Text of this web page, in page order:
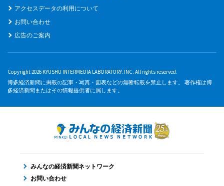
アクセスデータの利用について
お問い合わせ
広告のご案内
Copyright 2026 KYUSHU INTERMEDIA LABORATORY. INC. All rights reserved.
博多経済新聞に掲載の記事・写真・図表などの無断転載を禁止します。 著作権は博
多経済新聞またはその情報提供者に属します。
みんなの経済新聞ネットワーク
お問い合わせ